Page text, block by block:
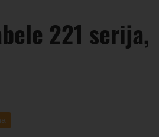
221 serija,